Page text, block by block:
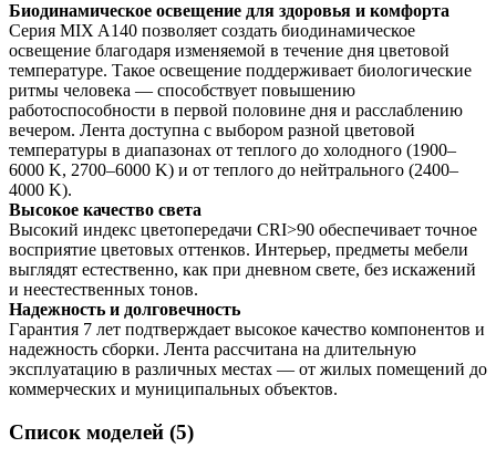
Биодинамическое освещение для здоровья и комфорта
Серия MIX A140 позволяет создать биодинамическое
освещение благодаря изменяемой в течение дня цветовой
температуре. Такое освещение поддерживает биологические
ритмы человека — способствует повышению
работоспособности в первой половине дня и расслаблению
вечером. Лента доступна с выбором разной цветовой
температуры в диапазонах от теплого до холодного (1900–
6000 K, 2700–6000 K) и от теплого до нейтрального (2400–
4000 K).
Высокое качество света
Высокий индекс цветопередачи CRI>90 обеспечивает точное
восприятие цветовых оттенков. Интерьер, предметы мебели
выглядят естественно, как при дневном свете, без искажений
и неестественных тонов.
Надежность и долговечность
Гарантия 7 лет подтверждает высокое качество компонентов и
надежность сборки. Лента рассчитана на длительную
эксплуатацию в различных местах — от жилых помещений до
коммерческих и муниципальных объектов.
Список моделей (5)